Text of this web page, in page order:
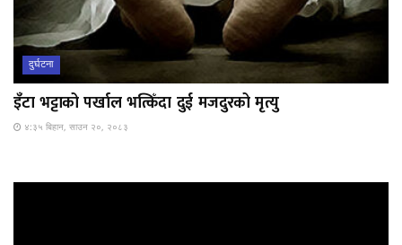
दुर्घटना
इँटा भट्टाको पर्खाल भत्किँदा दुई मजदुरको मृत्यु
४:३५ बिहान, साउन २०, २०८३